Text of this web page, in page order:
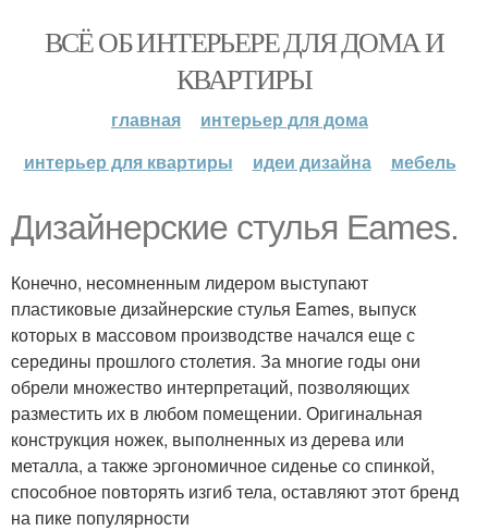
ВСЁ ОБ ИНТЕРЬЕРЕ ДЛЯ ДОМА И
КВАРТИРЫ
главная
интерьер для дома
интерьер для квартиры
идеи дизайна мебель
Дизайнерские стулья Eames.
Конечно, несомненным лидером выступают
пластиковые дизайнерские стулья Eames, выпуск
которых в массовом производстве начался еще с
середины прошлого столетия. За многие годы они
обрели множество интерпретаций, позволяющих
разместить их в любом помещении. Оригинальная
конструкция ножек, выполненных из дерева или
металла, а также эргономичное сиденье со спинкой,
способное повторять изгиб тела, оставляют этот бренд
на пике популярности